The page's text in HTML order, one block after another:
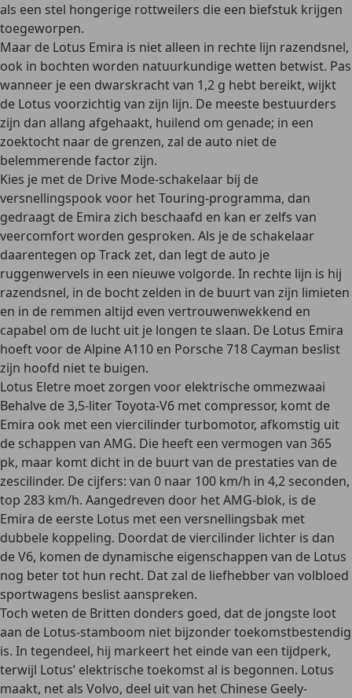
als een stel hongerige rottweilers die een biefstuk krijgen
toegeworpen.
Maar de Lotus Emira is niet alleen in rechte lijn razendsnel,
ook in bochten worden natuurkundige wetten betwist. Pas
wanneer je een dwarskracht van 1,2 g hebt bereikt, wijkt
de Lotus voorzichtig van zijn lijn. De meeste bestuurders
zijn dan allang afgehaakt, huilend om genade; in een
zoektocht naar de grenzen, zal de auto niet de
belemmerende factor zijn.
Kies je met de Drive Mode-schakelaar bij de
versnellingspook voor het Touring-programma, dan
gedraagt de Emira zich beschaafd en kan er zelfs van
veercomfort worden gesproken. Als je de schakelaar
daarentegen op Track zet, dan legt de auto je
ruggenwervels in een nieuwe volgorde. In rechte lijn is hij
razendsnel, in de bocht zelden in de buurt van zijn limieten
en in de remmen altijd even vertrouwenwekkend en
capabel om de lucht uit je longen te slaan. De Lotus Emira
hoeft voor de Alpine A110 en Porsche 718 Cayman beslist
zijn hoofd niet te buigen.
Lotus Eletre moet zorgen voor elektrische ommezwaai
Behalve de 3,5-liter Toyota-V6 met compressor, komt de
Emira ook met een viercilinder turbomotor, afkomstig uit
de schappen van AMG. Die heeft een vermogen van 365
pk, maar komt dicht in de buurt van de prestaties van de
zescilinder. De cijfers: van 0 naar 100 km/h in 4,2 seconden,
top 283 km/h. Aangedreven door het AMG-blok, is de
Emira de eerste Lotus met een versnellingsbak met
dubbele koppeling. Doordat de viercilinder lichter is dan
de V6, komen de dynamische eigenschappen van de Lotus
nog beter tot hun recht. Dat zal de liefhebber van volbloed
sportwagens beslist aanspreken.
Toch weten de Britten donders goed, dat de jongste loot
aan de Lotus-stamboom niet bijzonder toekomstbestendig
is. In tegendeel, hij markeert het einde van een tijdperk,
terwijl Lotus’ elektrische toekomst al is begonnen. Lotus
maakt, net als Volvo, deel uit van het Chinese Geely-